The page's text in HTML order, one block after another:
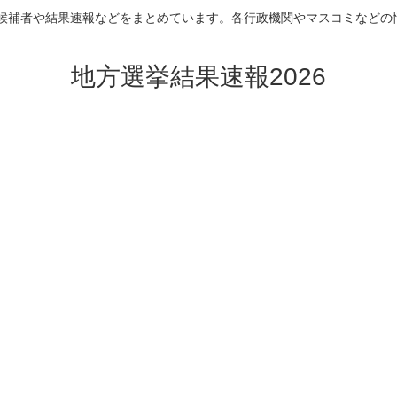
補者や結果速報などをまとめています。各行政機関やマスコミなどの
地方選挙結果速報2026